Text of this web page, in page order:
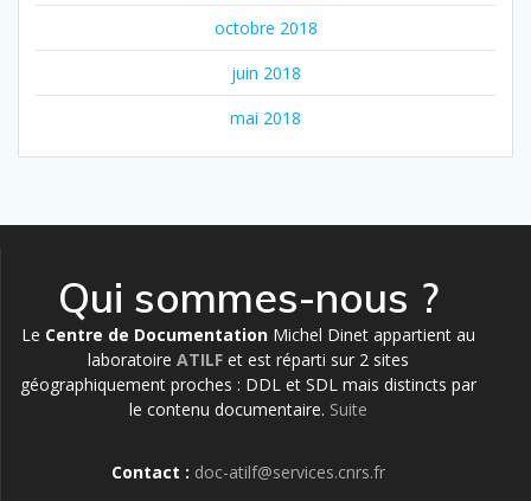
octobre 2018
juin 2018
mai 2018
Qui sommes-nous ?
Le Centre de Documentation Michel Dinet appartient au
laboratoire ATILF et est réparti sur 2 sites
géographiquement proches : DDL et SDL mais distincts par
le contenu documentaire. Suite
Contact : doc-atilf@services.cnrs.fr